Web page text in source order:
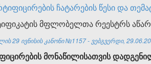
ჩატარების წესი და
მფლობელთა რეესტრს
29 ივნისის კანონი №1157 - ვებგვერდი,
მონაწილისათვის